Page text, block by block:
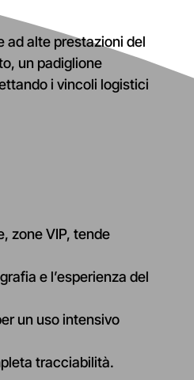
ad alte prestazioni del
un padiglione
i vincoli logistici
zone VIP, tende
e l’esperienza del
un uso intensivo
tracciabilità.